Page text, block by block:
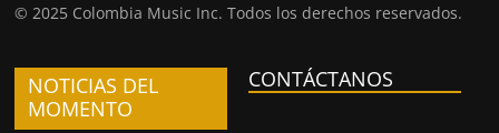
© 2025 Colombia Music Inc. Todos los derechos reservados.
NOTICIAS DEL
MOMENTO
CONTÁCTANOS